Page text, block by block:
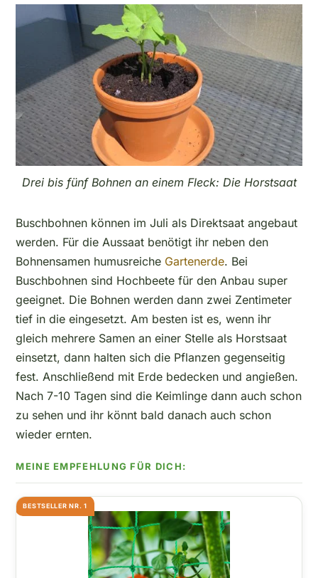
Drei bis fünf Bohnen an einem Fleck: Die Horstsaat
Buschbohnen können im Juli als Direktsaat angebaut
werden. Für die Aussaat benötigt ihr neben den
Bohnensamen humusreiche Gartenerde. Bei
Buschbohnen sind Hochbeete für den Anbau super
geeignet. Die Bohnen werden dann zwei Zentimeter
tief in die eingesetzt. Am besten ist es, wenn ihr
gleich mehrere Samen an einer Stelle als Horstsaat
einsetzt, dann halten sich die Pflanzen gegenseitig
fest. Anschließend mit Erde bedecken und angießen.
Nach 7-10 Tagen sind die Keimlinge dann auch schon
zu sehen und ihr könnt bald danach auch schon
wieder ernten.
BESTSELLER NR. 1